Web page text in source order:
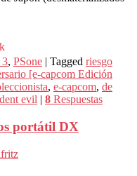
3, PSone | Tagged riesgo
[e-capcom Edición
, e-capcom, de
evil | 8 Respuestas
portátil DX